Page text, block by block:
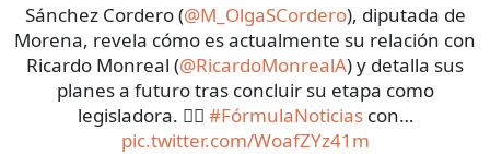
Sánchez Cordero (@M_OlgaSCordero), diputada de
Morena, revela cómo es actualmente su relación con
Ricardo Monreal (@RicardoMonrealA) y detalla sus
planes a futuro tras concluir su etapa como
legisladora. 👩‍⚖️ #FórmulaNoticiascon…
pic.twitter.com/WoafZYz41m